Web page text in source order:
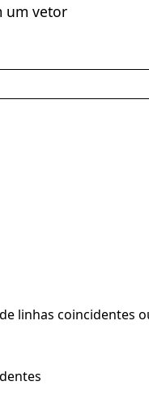
um vetor
linhas coincidentes